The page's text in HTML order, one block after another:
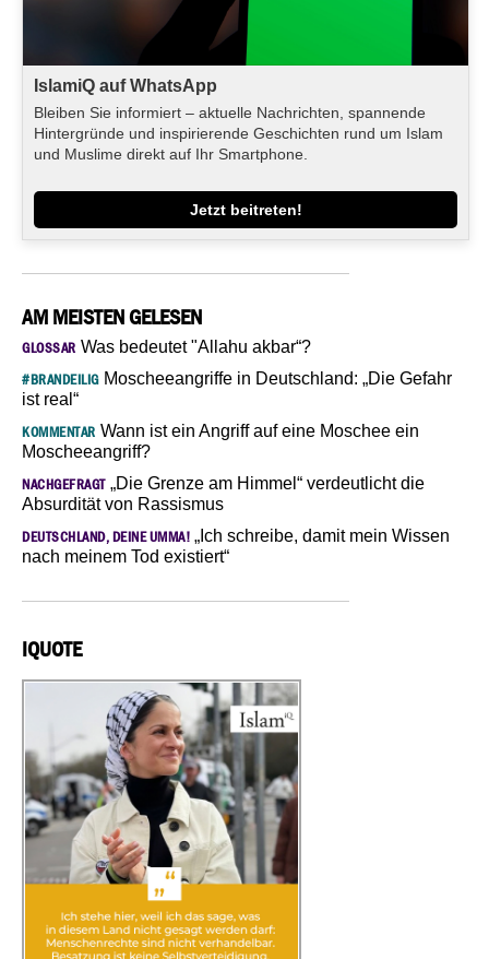
IslamiQ auf WhatsApp
Bleiben Sie informiert – aktuelle Nachrichten, spannende
Hintergründe und inspirierende Geschichten rund um Islam
und Muslime direkt auf Ihr Smartphone.
Jetzt beitreten!
AM MEISTEN GELESEN
GLOSSAR Was bedeutet "Allahu akbar“?
#BRANDEILIGMoscheeangriffe in Deutschland: „Die Gefahr
ist real“
KOMMENTAR Wann ist ein Angriff auf eine Moschee ein
Moscheeangriff?
NACHGEFRAGT„Die Grenze am Himmel“ verdeutlicht die
Absurdität von Rassismus
DEUTSCHLAND, DEINE UMMA! „Ich schreibe, damit mein Wissen
nach meinem Tod existiert“
IQUOTE